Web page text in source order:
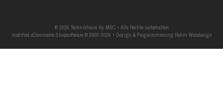
© 2026 Technikhaus by MSC • Alle Rechte vorbehalten
modified eCommerce Shopsoftware © 2009-2026 • Design & Programmierung Rehm Webdesign